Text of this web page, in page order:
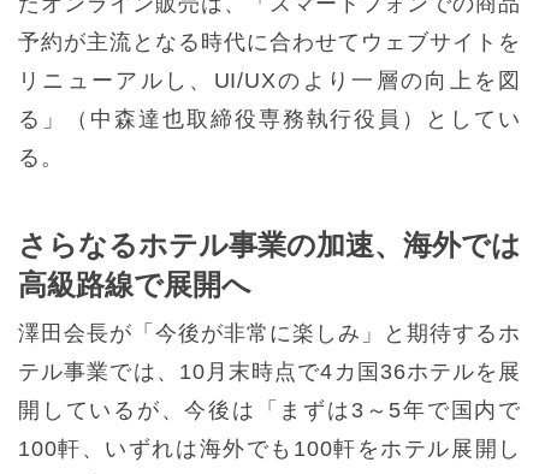
予約が主流となる時代に合わせてウェブサイトを
リニューアルし、UI/UXのより一層の向上を図
る」（中森達也取締役専務執行役員）としてい
る。
さらなるホテル事業の加速、海外では
高級路線で展開へ
澤田会長が「今後が非常に楽しみ」と期待するホ
テル事業では、10月末時点で4カ国36ホテルを展
開しているが、今後は「まずは3～5年で国内で
100軒、いずれは海外でも100軒をホテル展開し